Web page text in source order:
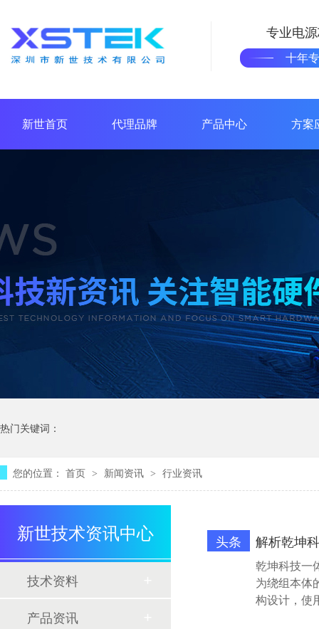
专业电
十年
新世首页 代理品牌 产品中心 方案
热门关键词：
您的位置： 首页 > 新闻资讯 > 行业资讯
解析乾坤
头条
乾坤科技一
为绕组本体
构设计，使
新世技术资讯中心
技术资料
产品资讯